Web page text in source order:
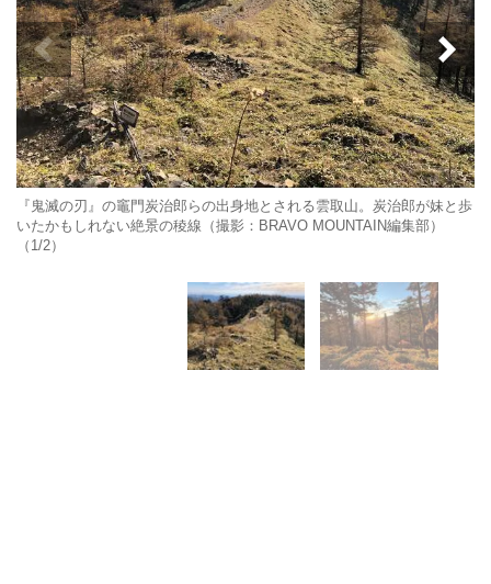
『鬼滅の刃』の竈門炭治郎らの出身地とされる雲取山。炭治郎が妹と歩
いたかもしれない絶景の稜線（撮影：BRAVO MOUNTAIN編集部）
（1/2）